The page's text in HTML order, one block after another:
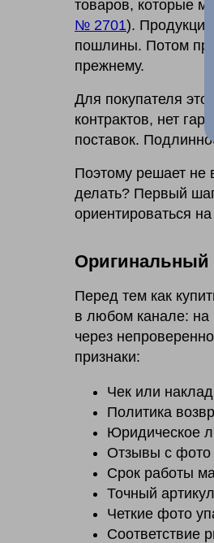
товаров, которые
№ 2701).
пошлины. Потом
прежнему.
Для покупателя
контрактов, нет
поставок.
Поэтому решает не
делать? Первый
ориентироваться
Оригинальный
Перед тем как
в любом канале: на
через
признаки:
Чек или
Политика
Юридическое
Отзывы с фото
Срок работы
Точный
Четкие фото
Соответствие